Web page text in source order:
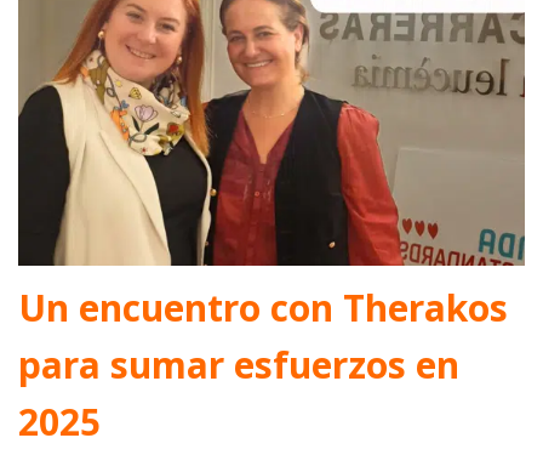
Un encuentro con Therakos
para sumar esfuerzos en
2025